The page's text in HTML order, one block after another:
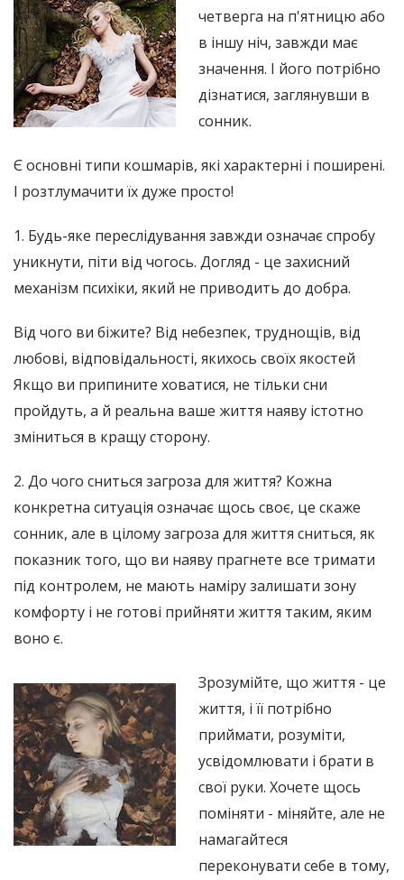
четверга на п'ятницю або
в іншу ніч, завжди має
значення. І його потрібно
дізнатися, заглянувши в
сонник.
Є основні типи кошмарів, які характерні і поширені.
І розтлумачити їх дуже просто!
1. Будь-яке переслідування завжди означає спробу
уникнути, піти від чогось. Догляд - це захисний
механізм психіки, який не приводить до добра.
Від чого ви біжите? Від небезпек, труднощів, від
любові, відповідальності, якихось своїх якостей
Якщо ви припините ховатися, не тільки сни
пройдуть, а й реальна ваше життя наяву істотно
зміниться в кращу сторону.
2. До чого сниться загроза для життя? Кожна
конкретна ситуація означає щось своє, це скаже
сонник, але в цілому загроза для життя сниться, як
показник того, що ви наяву прагнете все тримати
під контролем, не мають наміру залишати зону
комфорту і не готові прийняти життя таким, яким
воно є.
Зрозумійте, що життя - це
життя, і її потрібно
приймати, розуміти,
усвідомлювати і брати в
свої руки. Хочете щось
поміняти - міняйте, але не
намагайтеся
переконувати себе в тому,